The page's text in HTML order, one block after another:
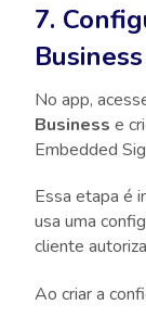
7.
Business
No app,
Business e
Embedded
Essa etapa é
usa uma
cliente
Ao criar a